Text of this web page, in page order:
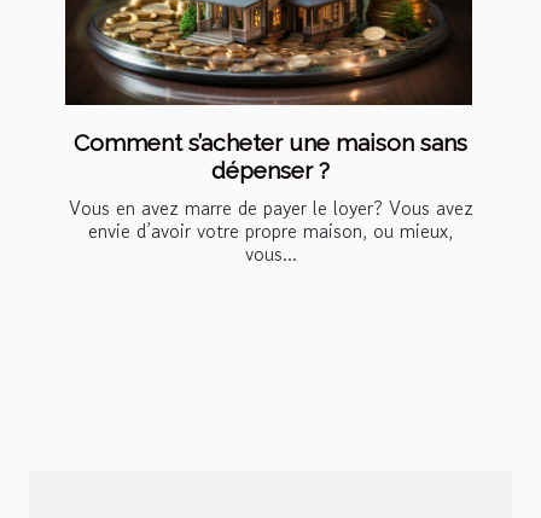
Comment s’acheter une maison sans
dépenser ?
Vous en avez marre de payer le loyer? Vous avez
envie d’avoir votre propre maison, ou mieux,
vous...